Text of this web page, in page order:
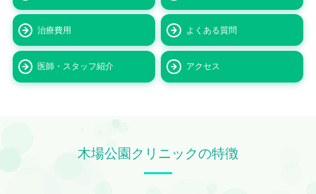
治療費用 よくある質問
医師・スタッフ紹介 アクセス
木場公園クリニックの特徴